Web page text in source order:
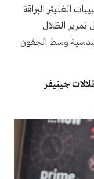
الغليتر البراقة
تمرير الظلال
وسط الجفون
جينيفر